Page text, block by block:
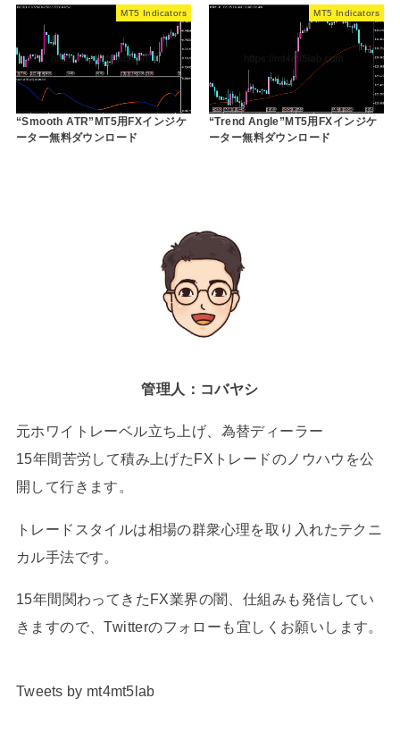
MT5 Indicators
“Smooth ATR”MT5用FXインジケ
ーター無料ダウンロード
MT5 Indicators
“Trend Angle”MT5用FXインジケ
ーター無料ダウンロード
管理人：コバヤシ
元ホワイトレーベル立ち上げ、為替ディーラー
15年間苦労して積み上げたFXトレードのノウハウを公
開して行きます。
トレードスタイルは相場の群衆心理を取り入れたテクニ
カル手法です。
15年間関わってきたFX業界の闇、仕組みも発信してい
きますので、Twitterのフォローも宜しくお願いします。
Tweets by mt4mt5lab